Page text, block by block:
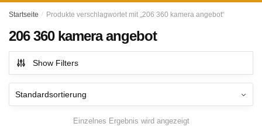
Startseite / Produkte verschlagwortet mit „206 360 kamera angebot“
206 360 kamera angebot
Show Filters
Einzelnes Ergebnis wird angezeigt